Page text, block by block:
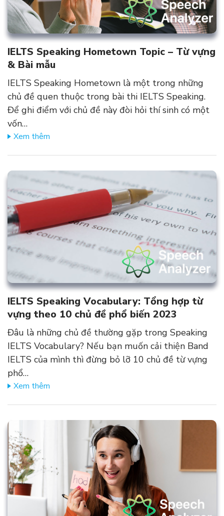
IELTS Speaking Hometown Topic – Từ vựng
& Bài mẫu
IELTS Speaking Hometown là một trong những
chủ đề quen thuộc trong bài thi IELTS Speaking.
Để ghi điểm với chủ đề này đòi hỏi thí sinh có một
vốn…
Xem thêm
IELTS Speaking Vocabulary: Tổng hợp từ
vựng theo 10 chủ đề phổ biến 2023
Đâu là những chủ đề thường gặp trong Speaking
IELTS Vocabulary? Nếu bạn muốn cải thiện Band
IELTS của mình thì đừng bỏ lỡ 10 chủ đề từ vựng
phổ…
Xem thêm